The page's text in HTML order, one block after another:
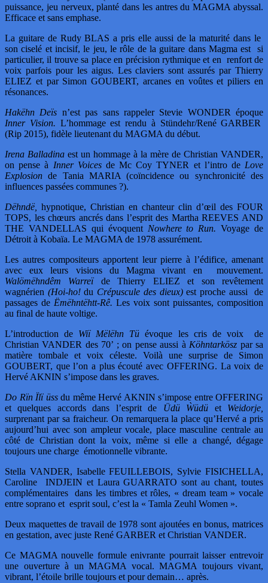
puissance, jeu nerveux, planté dans les antres du MAGMA abyssal.
Efficace et sans emphase.
La guitare de Rudy BLAS a pris elle aussi de la maturité dans le
son ciselé et incisif, le jeu, le rôle de la guitare dans Magma est si
particulier, il trouve sa place en précision rythmique et en renfort de
voix parfois pour les aigus. Les claviers sont assurés par Thierry
ELIEZ et par Simon GOUBERT, arcanes en voûtes et piliers en
résonances.
Hakëhn Deïs n’est pas sans rappeler Stevie WONDER époque
Inner Vision. L’hommage est rendu à Stündehr/René GARBER
(Rip 2015), fidèle lieutenant du MAGMA du début.
Irena Balladina est un hommage à la mère de Christian VANDER,
on pense à Inner Voicesde Mc Coy TYNER et l’intro de Love
Explosion de Tania MARIA (coïncidence ou synchronicité des
influences passées communes ?).
Dëhndë, hypnotique, Christian en chanteur clin d’œil des FOUR
TOPS, les chœurs ancrés dans l’esprit des Martha REEVES AND
THE VANDELLAS qui évoquent Nowhere to Run. Voyage de
Détroit à Kobaïa. Le MAGMA de 1978 assurément.
Les autres compositeurs apportent leur pierre à l’édifice, amenant
avec eux leurs visions du Magma vivant en mouvement.
Walömëhndêm Warreïde Thierry ELIEZ et son revêtement
wagnérien (Hoi-ho!du Crépuscule des dieux)est proche aussi de
passages de Ëmëhntëhtt-Rê. Les voix sont puissantes, composition
au final de haute voltige.
L’introduction de Wiï Mëlëhn Tü évoque les cris de voix de
Christian VANDER des 70’ ; on pense aussi à Köhntarkösz par sa
matière tombale et voix céleste. Voilà une surprise de Simon
GOUBERT, que l’on a plus écouté avec OFFERING. La voix de
Hervé AKNIN s’impose dans les graves.
Do Rïn Ïlï üssdu même Hervé AKNIN s’impose entre OFFERING
et quelques accords dans l’esprit de Üdü Ẁüdü etWeidorje,
surprenant par sa fraicheur. On remarquera la place qu’Hervé a pris
aujourd’hui avec son ampleur vocale, place masculine centrale au
côté de Christian dont la voix, même si elle a changé, dégage
toujours une charge émotionnelle vibrante.
Stella VANDER, Isabelle FEUILLEBOIS, Sylvie FISICHELLA,
Caroline INDJEIN et Laura GUARRATO sont au chant, toutes
complémentaires dans les timbres et rôles, « dream team » vocale
entre soprano et esprit soul, c’est la « Tamla Zeuhl Women ».
Deux maquettes de travail de 1978 sont ajoutées en bonus, matrices
en gestation, avec juste René GARBER et Christian VANDER.
Ce MAGMA nouvelle formule enivrante pourrait laisser entrevoir
une ouverture à un MAGMA vocal. MAGMA toujours vivant,
vibrant, l’étoile brille toujours et pour demain… après.